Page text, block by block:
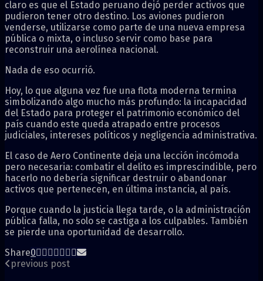
claro es que el Estado peruano dejó perder activos que
pudieron tener otro destino. Los aviones pudieron
venderse, utilizarse como parte de una nueva empresa
pública o mixta, o incluso servir como base para
reconstruir una aerolínea nacional.
Nada de eso ocurrió.
Hoy, lo que alguna vez fue una flota moderna termina
simbolizando algo mucho más profundo: la incapacidad
del Estado para proteger el patrimonio económico del
país cuando este queda atrapado entre procesos
judiciales, intereses políticos y negligencia administrativa.
El caso de Aero Continente deja una lección incómoda
pero necesaria: combatir el delito es imprescindible, pero
hacerlo no debería significar destruir o abandonar
activos que pertenecen, en última instancia, al país.
Porque cuando la justicia llega tarde, o la administración
pública falla, no solo se castiga a los culpables. También
se pierde una oportunidad de desarrollo.
Share0
previous post